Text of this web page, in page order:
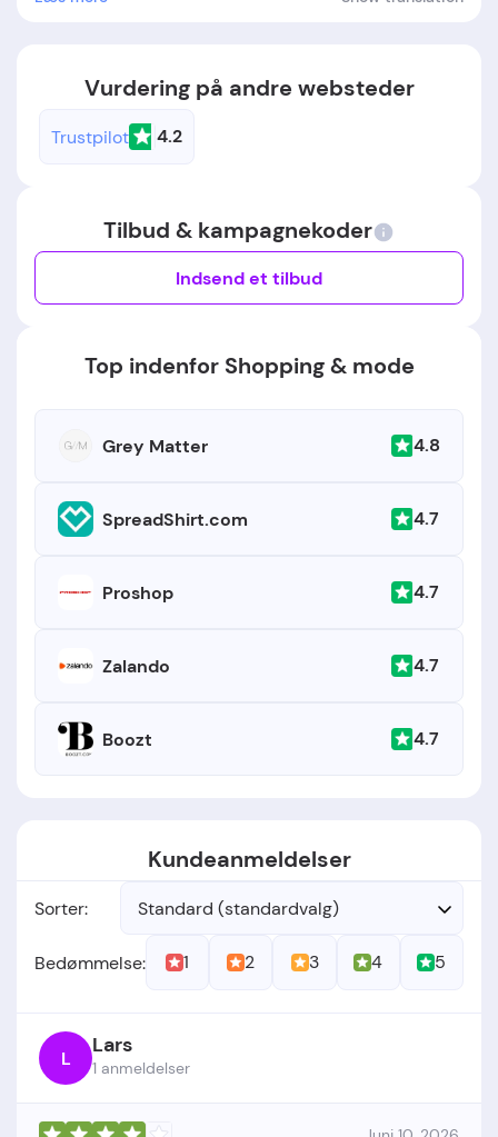
Vurdering på andre websteder
Trustpilot 4.2
Tilbud & kampagnekoder
Indsend et tilbud
Top indenfor Shopping & mode
Grey Matter 4.8
SpreadShirt.com 4.7
Proshop 4.7
Zalando 4.7
Boozt 4.7
Kundeanmeldelser
Sorter: Standard (standardvalg)
Bedømmelse: 1 2 3 4 5
L Lars
1 anmeldelser